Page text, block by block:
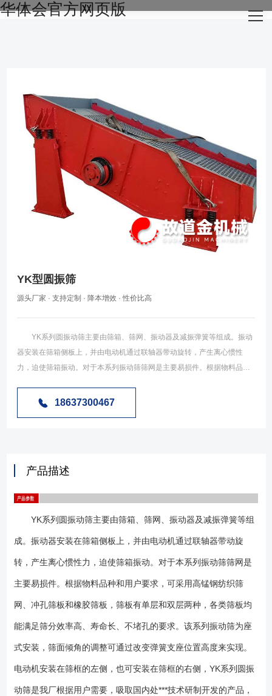
华体会官方网页版
网站华体会官方网页版
成功案例
生产设备
新闻资讯
华体会官方网页版-华体会（中国）
YK型圆振筛
源头厂家 · 支持定制 · 降本增效 · 性价比高
YK系列圆振动筛主要由筛箱、筛网、振动器及减振弹簧等组成。振动
器安装在筛箱侧板上，并由电动机通过联轴器带动旋转，产生离心惯性
力，迫使筛箱振动。对于本系列振动筛筛网是主要易损件。根据物料品种
和双层两种，各类筛板均能满足筛分效率高、寿命长、不堵孔的要求。该
矿石及其他物料的筛分。 YK系列圆振筛由筛体、筛板、减震弹簧、支
联轴器与激振器连接，筛体通过弹簧放置在支腿上，电机通电带动激振器
转动产生激振力，筛箱在激振器的作用下做近似圆形的振动轨迹。
减震弹簧：常用的有螺旋压缩弹簧、橡胶弹簧、符合弹簧三种规格（如下
杆筛板、梳齿筛板、编制网筛板等组成（如下图）。需要强调的是，振动
筛使用的效果好坏，筛板的选择是核心关键。如果您在选用该类型设备部
型设备筛面与地面倾角较大，常用以20-25度较多； 2、筛网可以选择
弹跳杆、冲孔钢板、锈钢条缝、聚氨酯、编织网等类型筛板，以满足不同
需要； 3、可通过调整偏心块夹角改变设备振幅以达到优良的筛分效
器，以达到物料均匀分布的效果； 产品型号说明： 1、筛机分为单
层、双层或多层； 2、常用筛网分为弹跳杆、钢板冲孔、条缝筛板、聚
18637300467
产品描述
YK系列圆振动筛主要由筛箱、筛网、振动器及减振弹簧等组
成。振动器安装在筛箱侧板上，并由电动机通过联轴器带动旋
转，产生离心惯性力，迫使筛箱振动。对于本系列振动筛筛网是
主要易损件。根据物料品种和用户要求，可采用高锰钢纺织筛
网、冲孔筛板和橡胶筛板，筛板有单层和双层两种，各类筛板均
能满足筛分效率高、寿命长、不堵孔的要求。该系列振动筛为座
式安装，筛面倾角的调整可通过改变弹簧支座位置高度来实现。
电动机安装在筛框的左侧，也可安装在筛框的右侧，YK系列圆振
动筛是我厂根据用户需要，吸取国内处***技术研制开发的产品，